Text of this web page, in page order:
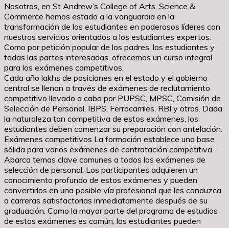
Nosotros, en St Andrew’s College of Arts, Science &
Commerce hemos estado a la vanguardia en la
transformación de los estudiantes en poderosos líderes con
nuestros servicios orientados a los estudiantes expertos.
Como por petición popular de los padres, los estudiantes y
todas las partes interesadas, ofrecemos un curso integral
para los exámenes competitivos.
Cada año lakhs de posiciones en el estado y el gobierno
central se llenan a través de exámenes de reclutamiento
competitivo llevado a cabo por PUPSC, MPSC, Comisión de
Selección de Personal, IBPS, Ferrocarriles, RBI y otros. Dada
la naturaleza tan competitiva de estos exámenes, los
estudiantes deben comenzar su preparación con antelación.
Exámenes competitivos La formación establece una base
sólida para varios exámenes de contratación competitiva.
Abarca temas clave comunes a todos los exámenes de
selección de personal. Los participantes adquieren un
conocimiento profundo de estos exámenes y pueden
convertirlos en una posible vía profesional que les conduzca
a carreras satisfactorias inmediatamente después de su
graduación. Como la mayor parte del programa de estudios
de estos exámenes es común, los estudiantes pueden